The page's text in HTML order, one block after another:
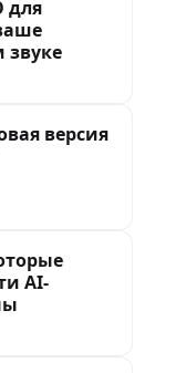
для
звуке
версия
AI-